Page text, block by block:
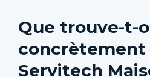
Que trouve-t-
concrètement
Servitech